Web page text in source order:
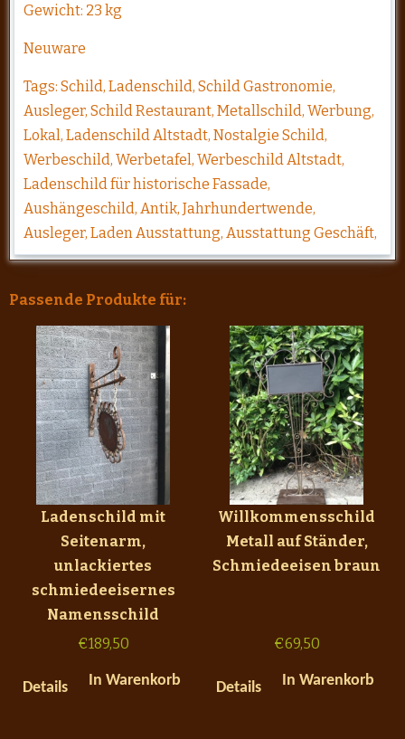
Gewicht: 23 kg
Neuware
Tags: Schild, Ladenschild, Schild Gastronomie,
Ausleger, Schild Restaurant, Metallschild, Werbung,
Lokal, Ladenschild Altstadt, Nostalgie Schild,
Werbeschild, Werbetafel, Werbeschild Altstadt,
Ladenschild für historische Fassade,
Aushängeschild, Antik, Jahrhundertwende,
Ausleger, Laden Ausstattung, Ausstattung Geschäft,
Passende Produkte für:
Ladenschild mit
Seitenarm,
unlackiertes
schmiedeeisernes
Namensschild
€189,50
Details In Warenkorb
Willkommensschild
Metall auf Ständer,
Schmiedeeisen braun
€69,50
Details In Warenkorb